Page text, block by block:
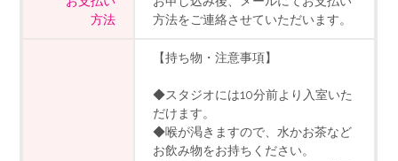
方法
方法をご連絡させていただいます。
【持ち物・注意事項】
◆スタジオには10分前より入室いた
だけます。
◆喉が渇きますので、水かお茶など
お飲み物をお持ちください。